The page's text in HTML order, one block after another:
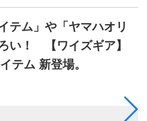
テム」や「ヤマハオリ
い！ 【ワイズギア】
テム 新登場。